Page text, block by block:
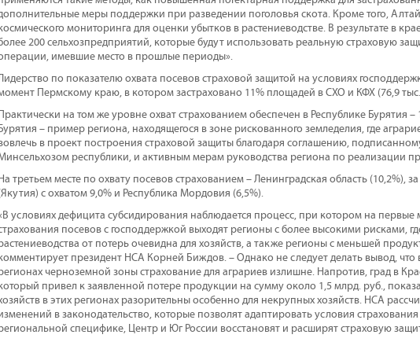
меры поддержки при разведении поголовья скота. Кроме того,
мониторинга для оценки убытков в растениеводстве. В результате в
200 сельхозпредприятий, которые будут использовать реальную страховую
имевшие место в прошлые периоды».
по показателю охвата посевов страховой защитой на условиях
Пермскому краю, в котором застраховано 11% площадей в СХО и КФХ (76,9 тыс.
на том же уровне охват страхованием обеспечен в Республике Бурятия –
– пример региона, находящегося в зоне рискованного земледелия, где
в проект построения страховой защиты благодаря соглашению,
республики, и активным мерам руководства региона по реализации
третьем месте по охвату посевов страхованием – Ленинградская область (10,2%),
с охватом 9,0% и Республика Мордовия (6,5%).
условиях дефицита субсидирования наблюдается процесс, при котором на первые
посевов с господдержкой выходят регионы с более высокими рисками,
от потерь очевидна для хозяйств, а также регионы с меньшей
президент НСА Корней Биждов. – Однако не следует делать вывод,
черноземной зоны страхование для аграриев излишне. Напротив, град в
привел к заявленной потере продукции на сумму около 1,5 млрд. руб.,
в этих регионах разорительны особенно для некрупных хозяйств. НСА
в законодательство, которые позволят адаптировать условия
специфике, Центр и Юг России восстановят и расширят страховую